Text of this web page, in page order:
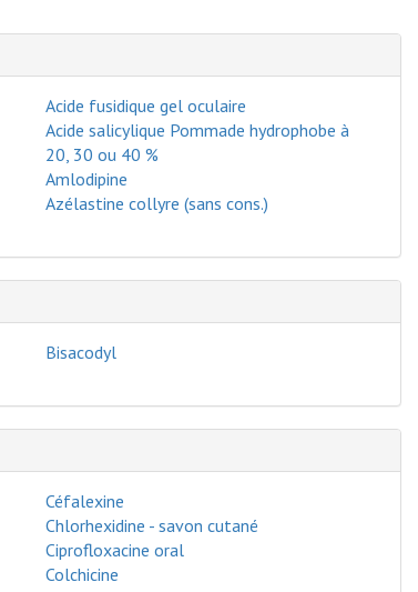
Acide fusidique gel oculaire
Acide salicylique Pommade hydrophobe à
20, 30 ou 40 %
Amlodipine
Azélastine collyre (sans cons.)
Bisacodyl
Céfalexine
Chlorhexidine - savon cutané
Ciprofloxacine oral
Colchicine